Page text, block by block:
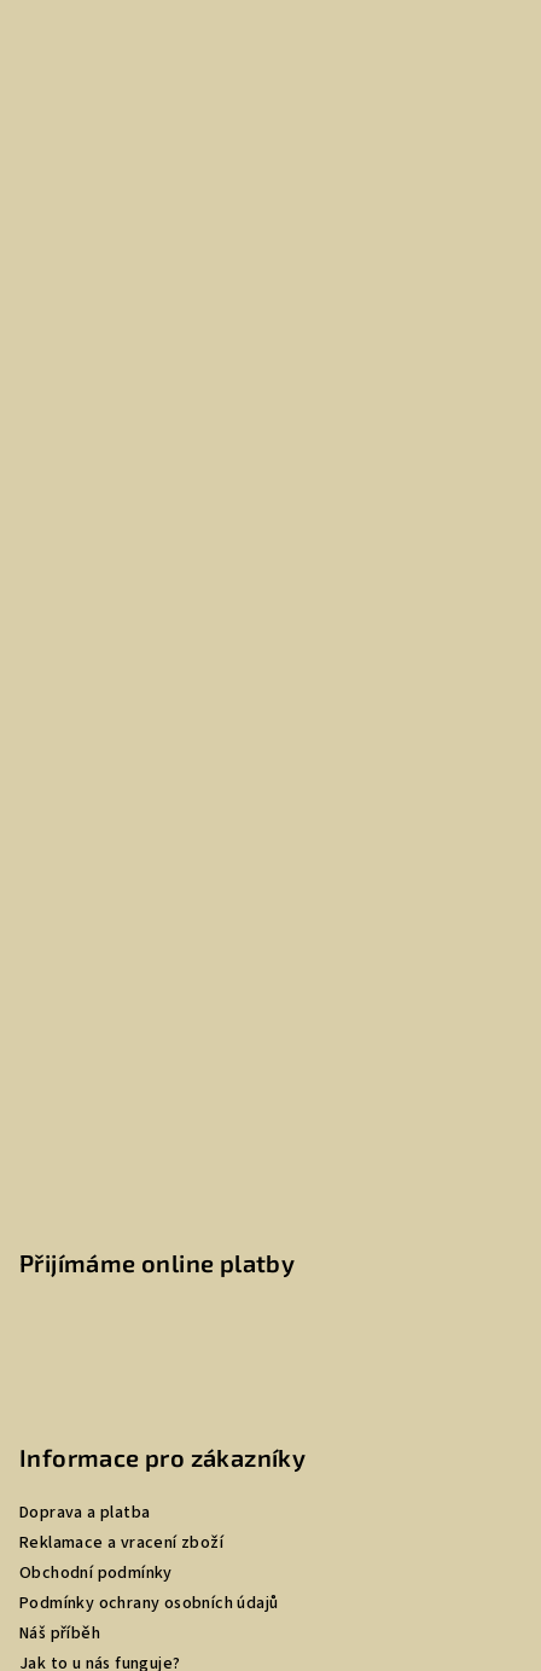
Přijímáme online platby
Informace pro zákazníky
Doprava a platba
Reklamace a vracení zboží
Obchodní podmínky
Podmínky ochrany osobních údajů
Náš příběh
Jak to u nás funguje?